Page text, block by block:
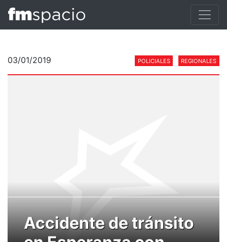
03/01/2019 POLICIALES REGIONALES
Accidente de tránsito